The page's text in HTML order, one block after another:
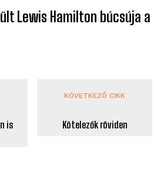
Lewis Hamilton búcsúja a
is
KÖVETKEZŐ CIKK
Kötelezők röviden